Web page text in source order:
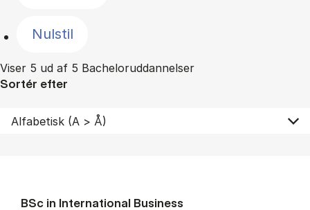
Nulstil
Viser 5 ud af 5 Bacheloruddannelser
Sortér efter
BSc in In­ter­na­tion­al Busi­ness